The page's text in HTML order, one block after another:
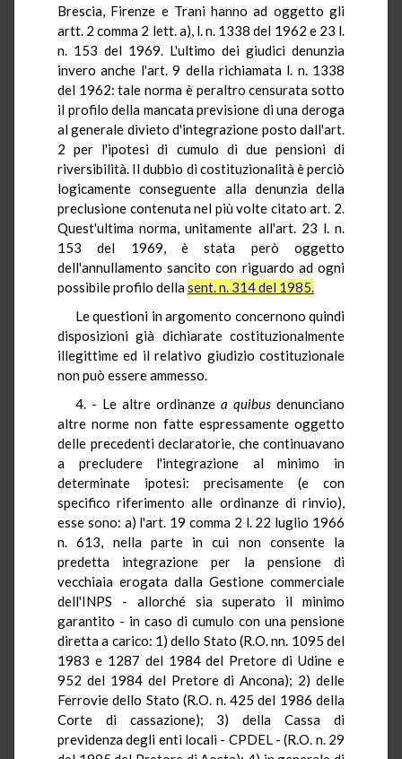
Brescia, Firenze e Trani hanno ad oggetto gli
artt. 2 comma 2 lett. a), l. n. 1338 del 1962 e 23 l.
n. 153 del 1969. L'ultimo dei giudici denunzia
invero anche l'art. 9 della richiamata l. n. 1338
del 1962: tale norma è peraltro censurata sotto
il profilo della mancata previsione di una deroga
al generale divieto d'integrazione posto dall'art.
2 per l'ipotesi di cumulo di due pensioni di
riversibilità. Il dubbio di costituzionalità è perciò
logicamente conseguente alla denunzia della
preclusione contenuta nel più volte citato art. 2.
Quest'ultima norma, unitamente all'art. 23 l. n.
153 del 1969, è stata però oggetto
dell'annullamento sancito con riguardo ad ogni
possibile profilo dellasent. n. 314 del 1985.
Le questioni in argomento concernono quindi
disposizioni già dichiarate costituzionalmente
illegittime ed il relativo giudizio costituzionale
non può essere ammesso.
4. - Le altre ordinanze a quibus denunciano
altre norme non fatte espressamente oggetto
delle precedenti declaratorie, che continuavano
a precludere l'integrazione al minimo in
determinate ipotesi: precisamente (e con
specifico riferimento alle ordinanze di rinvio),
esse sono: a) l'art. 19 comma 2 l. 22 luglio 1966
n. 613, nella parte in cui non consente la
predetta integrazione per la pensione di
vecchiaia erogata dalla Gestione commerciale
dell'INPS - allorché sia superato il minimo
garantito - in caso di cumulo con una pensione
diretta a carico: 1) dello Stato (R.O. nn. 1095 del
1983 e 1287 del 1984 del Pretore di Udine e
952 del 1984 del Pretore di Ancona); 2) delle
Ferrovie dello Stato (R.O. n. 425 del 1986 della
Corte di cassazione); 3) della Cassa di
previdenza degli enti locali - CPDEL - (R.O. n. 29